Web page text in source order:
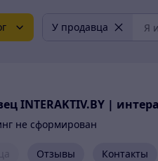
У продавца
INTERAKTIV.BY |
не сформирован
Отзывы Контакты